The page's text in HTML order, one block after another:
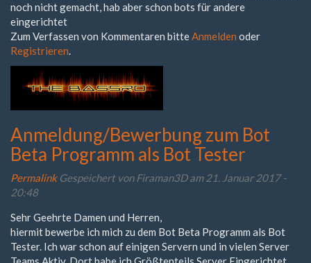
noch nicht gemacht, hab aber schon bots für andere
eingerichtet
Zum Verfassen von Kommentaren bitteAnmelden oder
Registrieren.
Anmeldung/Bewerbung zum Bot
Beta Programm als Bot Tester
Permalink Gespeichert vonFiraman3Dam 21. Januar 2017 -
20:48
Sehr Geehrte Damen und Herren,
hiermit bewerbe ich mich zu dem Bot Beta Programm als Bot
Tester. Ich war schon auf einigen Servern und in vielen Server